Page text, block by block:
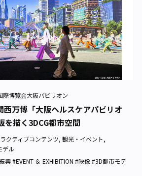
博覧会大阪パビリオン
西万博「大阪ヘルスケアパビリオ
描く3DCG都市空間
クティブコンテンツ, 観光・イベント,
デル
興 #EVENT ＆ EXHIBITION #映像 #3D都市モデ